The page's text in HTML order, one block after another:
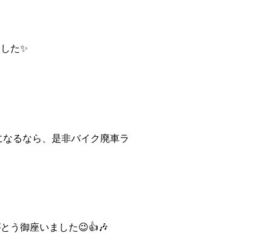
た✨
るなら、是非バイク廃車ラ
う御座いました😉👍️🎶